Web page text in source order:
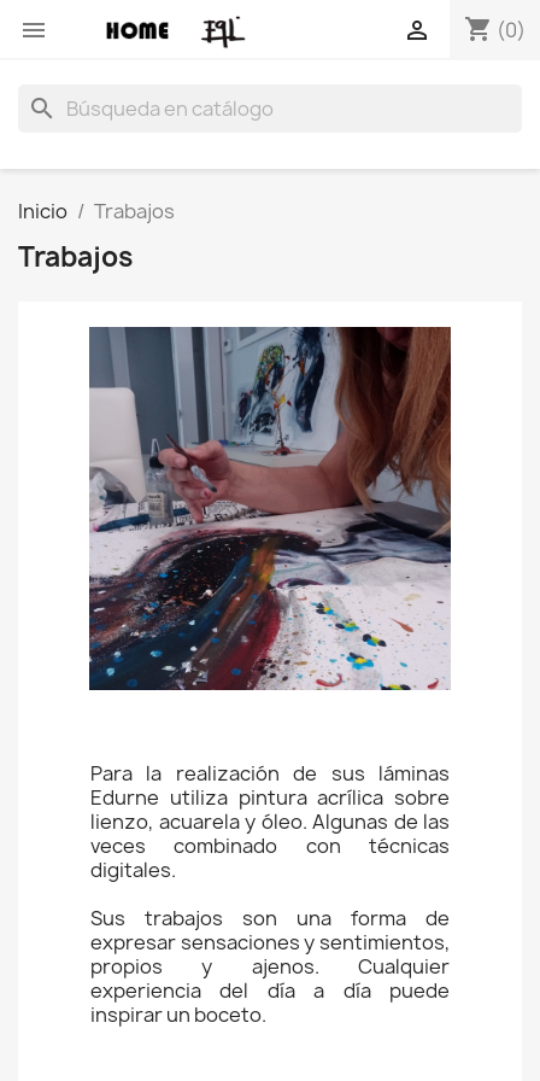
 shopping_cart (0)

search
Inicio Trabajos
Trabajos
Para la realización de sus láminas
Edurne utiliza pintura acrílica sobre
lienzo, acuarela y óleo. Algunas de las
veces combinado con técnicas
digitales.
Sus trabajos son una forma de
expresar sensaciones y sentimientos,
propios y ajenos. Cualquier
experiencia del día a día puede
inspirar un boceto.